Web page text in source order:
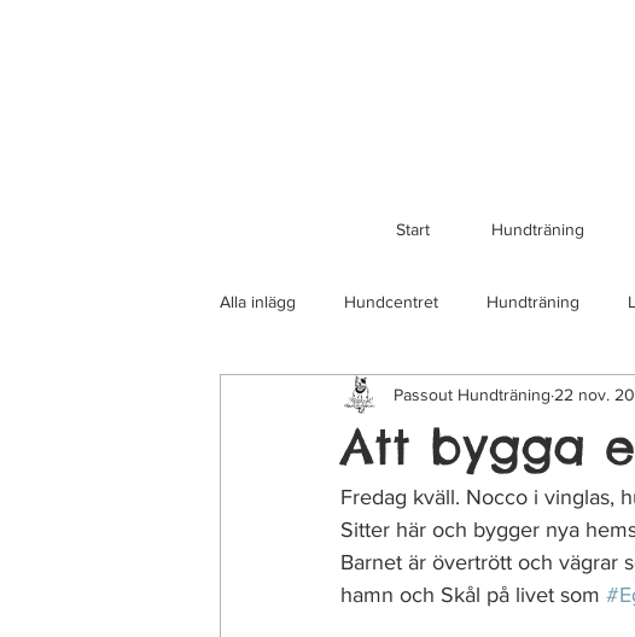
Start Hundträning
Alla inlägg Hundcentret Hundträning
Att bygga
Passout Hundträning 22 nov.
Fredag kväll. Nocco i vinglas,
Sitter här och bygger nya
Barnet är övertrött och vägrar
hamn och Skål på livet som